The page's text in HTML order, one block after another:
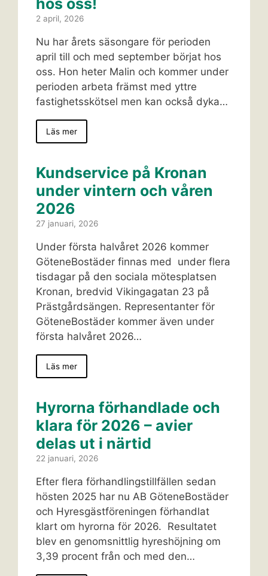
2 april, 2026
Nu har årets säsongare för perioden
april till och med september börjat hos
oss. Hon heter Malin och kommer under
perioden arbeta främst med yttre
fastighetsskötsel men kan också dyka…
Läs mer
Kundservice på Kronan
under vintern och våren
2026
27 januari, 2026
Under första halvåret 2026 kommer
GöteneBostäder finnas med under flera
tisdagar på den sociala mötesplatsen
Kronan, bredvid Vikingagatan 23 på
Prästgårdsängen. Representanter för
GöteneBostäder kommer även under
första halvåret 2026…
Läs mer
Hyrorna förhandlade och
klara för 2026 – avier
delas ut i närtid
22 januari, 2026
Efter flera förhandlingstillfällen sedan
hösten 2025 har nu AB GöteneBostäder
och Hyresgästföreningen förhandlat
klart om hyrorna för 2026. Resultatet
blev en genomsnittlig hyreshöjning om
3,39 procent från och med den…